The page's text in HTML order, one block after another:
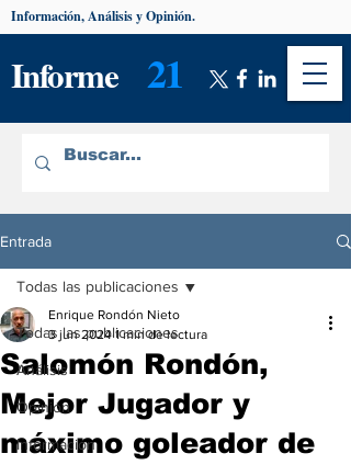
Informe 21
Información, Análisis y Opinión.
Entrada
Todas las publicaciones
Análisis
Opinión
Información
Todas las publicaciones
Salomón Rondón,
Mejor Jugador y
máximo goleador de
Enrique Rondón Nieto
3 jun 2024 1 min de lectura